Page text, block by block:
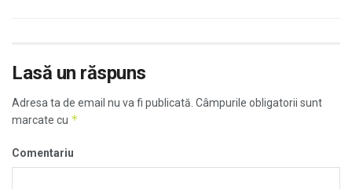
Lasă un răspuns
Adresa ta de email nu va fi publicată. Câmpurile obligatorii sunt
marcate cu *
Comentariu